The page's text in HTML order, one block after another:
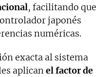
, facilitando que
japonés
numéricas.
exacta al sistema
aplicanel factor de